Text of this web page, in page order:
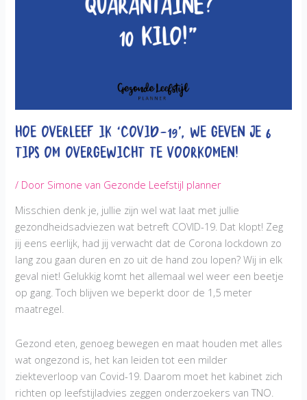
Hoe overleef ik ‘COVID-19’, we geven je 6
tips om overgewicht te voorkomen!
/ Door Simone van Gezonde Leefstijl planner
Misschien denk je, jullie zijn wel wat laat met jullie
gezondheidsadviezen wat betreft COVID-19. Dat klopt! Zeg
jij eens eerlijk, had jij verwacht dat de Corona lockdown zo
lang zou gaan duren en zo uit de hand zou lopen? Wij in elk
geval niet! Gelukkig komt het allemaal wel weer een beetje
op gang. Toch blijven we beperkt door de 1,5 meter
maatregel.
Gezond eten, genoeg bewegen en maat houden met alles
wat ongezond is, het kan leiden tot een milder
ziekteverloop van Covid-19. Daarom moet het kabinet zich
richten op leefstijladvies zeggen onderzoekers van TNO.